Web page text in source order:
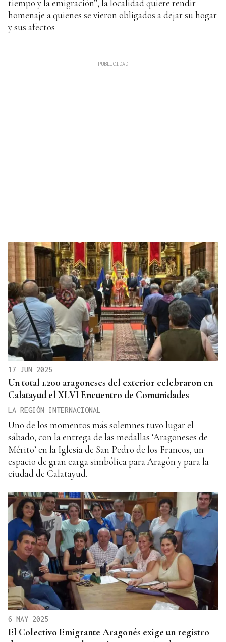
tiempo y la emigración”, la localidad quiere rendir
homenaje a quienes se vieron obligados a dejar su hogar
y sus afectos
17 JUN 2025
Un total 1.200 aragoneses del exterior celebraron en
Calatayud el XLVI Encuentro de Comunidades
LA REGIÓN INTERNACIONAL
Uno de los momentos más solemnes tuvo lugar el
sábado, con la entrega de las medallas ‘Aragoneses de
Mérito’ en la Iglesia de San Pedro de los Francos, un
espacio de gran carga simbólica para Aragón y para la
ciudad de Calatayud.
6 MAY 2025
El Colectivo Emigrante Aragonés exige un registro